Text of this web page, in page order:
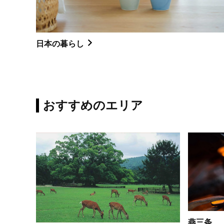
日本の暮らし
おすすめのエリア